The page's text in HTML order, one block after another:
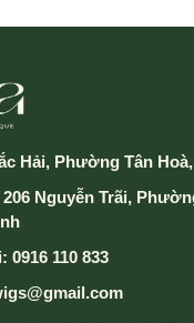
Hải, Phường Tân
Nguyễn Trãi,
0916 110 833